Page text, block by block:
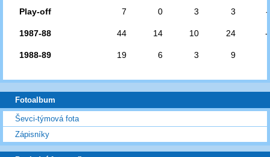
Play-off 7 0 3 3 -
1987-88 44 14 10 24 -
1988-89 19 6 3 9
Fotoalbum
Ševci-týmová fota
Zápisníky